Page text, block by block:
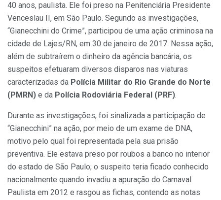
40 anos, paulista. Ele foi preso na Penitenciária Presidente
Venceslau II, em São Paulo. Segundo as investigações,
“Gianecchini do Crime”, participou de uma ação criminosa na
cidade de Lajes/RN, em 30 de janeiro de 2017. Nessa ação,
além de subtraírem o dinheiro da agência bancária, os
suspeitos efetuaram diversos disparos nas viaturas
caracterizadas da Polícia Militar do Rio Grande do Norte
(PMRN) e da Polícia Rodoviária Federal (PRF).
Durante as investigações, foi sinalizada a participação de
“Gianecchini” na ação, por meio de um exame de DNA,
motivo pelo qual foi representada pela sua prisão
preventiva. Ele estava preso por roubos a banco no interior
do estado de São Paulo; o suspeito teria ficado conhecido
nacionalmente quando invadiu a apuração do Carnaval
Paulista em 2012 e rasgou as fichas, contendo as notas